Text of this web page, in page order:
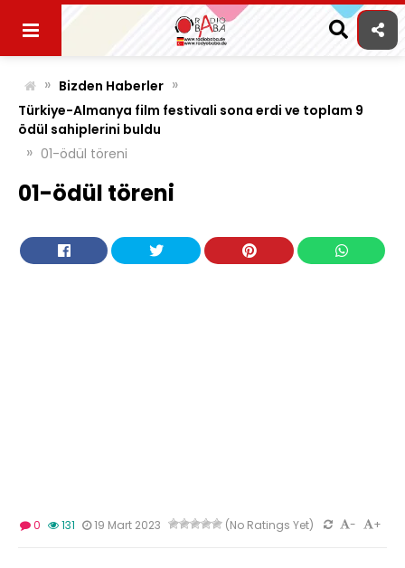
content
» Bizden Haberler »
Türkiye-Almanya film festivali sona erdi ve toplam 9
ödül sahiplerini buldu
» 01-ödül töreni
01-ödül töreni
0 131 19 Mart 2023 (No Ratings Yet) +
-